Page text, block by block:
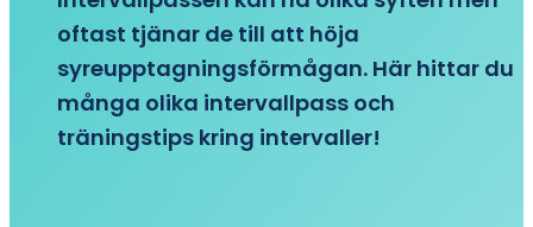
oftast tjänar de till att höja
syreupptagningsförmågan. Här hittar du
många olika intervallpass och
träningstips kring intervaller!